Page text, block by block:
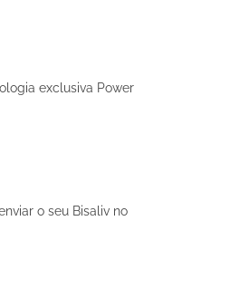
exclusiva Power
o seu Bisaliv no